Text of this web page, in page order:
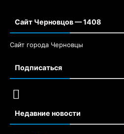
Сайт Черновцов — 1408
Сайт города Черновцы
Подписаться
Недавние новости